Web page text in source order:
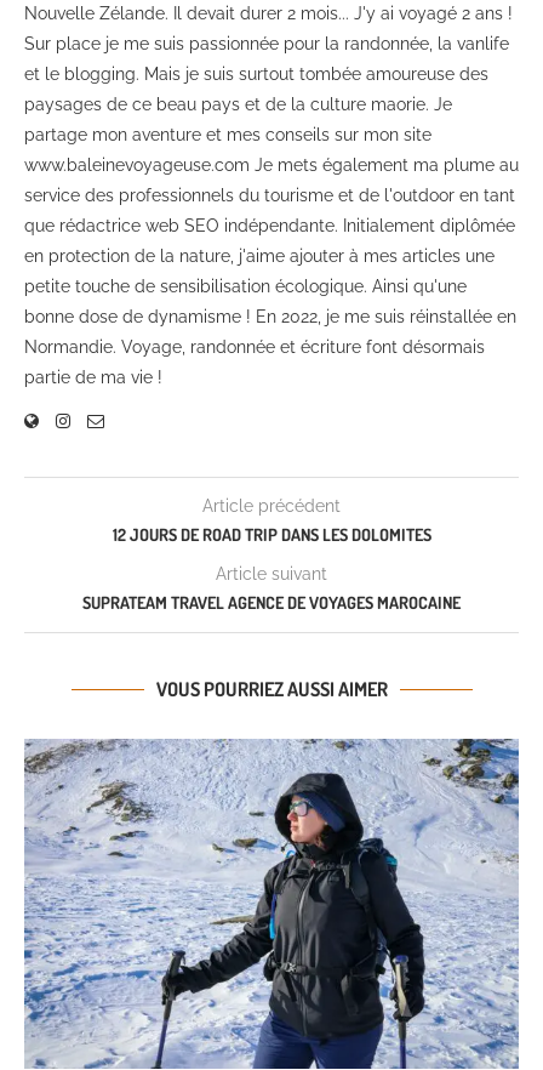
Nouvelle Zélande. Il devait durer 2 mois... J'y ai voyagé 2 ans !
Sur place je me suis passionnée pour la randonnée, la vanlife
et le blogging. Mais je suis surtout tombée amoureuse des
paysages de ce beau pays et de la culture maorie. Je
partage mon aventure et mes conseils sur mon site
www.baleinevoyageuse.com Je mets également ma plume au
service des professionnels du tourisme et de l'outdoor en tant
que rédactrice web SEO indépendante. Initialement diplômée
en protection de la nature, j'aime ajouter à mes articles une
petite touche de sensibilisation écologique. Ainsi qu'une
bonne dose de dynamisme ! En 2022, je me suis réinstallée en
Normandie. Voyage, randonnée et écriture font désormais
partie de ma vie !
Article précédent
12 JOURS DE ROAD TRIP DANS LES DOLOMITES
Article suivant
SUPRATEAM TRAVEL AGENCE DE VOYAGES MAROCAINE
VOUS POURRIEZ AUSSI AIMER